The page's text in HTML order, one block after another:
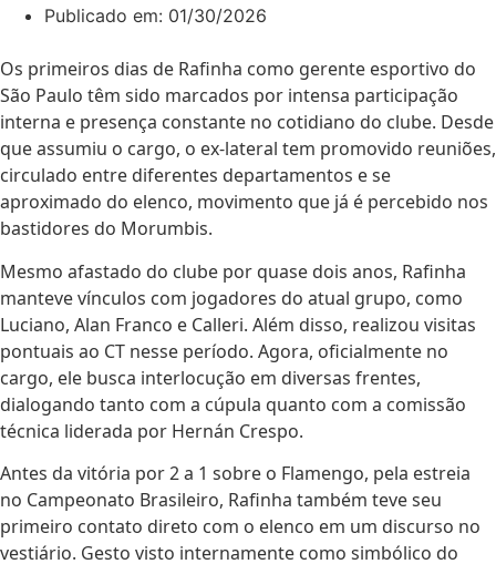
Publicado em: 01/30/2026
Os primeiros dias de Rafinha como gerente esportivo do
São Paulo têm sido marcados por intensa participação
interna e presença constante no cotidiano do clube. Desde
que assumiu o cargo, o ex-lateral tem promovido reuniões,
circulado entre diferentes departamentos e se
aproximado do elenco, movimento que já é percebido nos
bastidores do Morumbis.
Mesmo afastado do clube por quase dois anos, Rafinha
manteve vínculos com jogadores do atual grupo, como
Luciano, Alan Franco e Calleri. Além disso, realizou visitas
pontuais ao CT nesse período. Agora, oficialmente no
cargo, ele busca interlocução em diversas frentes,
dialogando tanto com a cúpula quanto com a comissão
técnica liderada por Hernán Crespo.
Antes da vitória por 2 a 1 sobre o Flamengo, pela estreia
no Campeonato Brasileiro, Rafinha também teve seu
primeiro contato direto com o elenco em um discurso no
vestiário. Gesto visto internamente como simbólico do